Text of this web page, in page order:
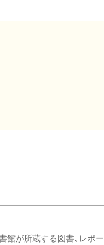
館が所蔵する図書、レポー